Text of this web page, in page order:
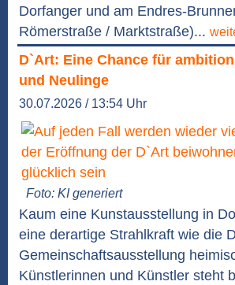
Dorfanger und am Endres-
Römerstraße / Marktstraße)...
D`Art: Eine Chance für
und Neulinge
30.07.2026 / 13:54 Uhr
Foto: KI generiert
Kaum eine Kunstausstellung in
eine derartige Strahlkraft wie die
Gemeinschaftsausstellung
Künstlerinnen und Künstler steht